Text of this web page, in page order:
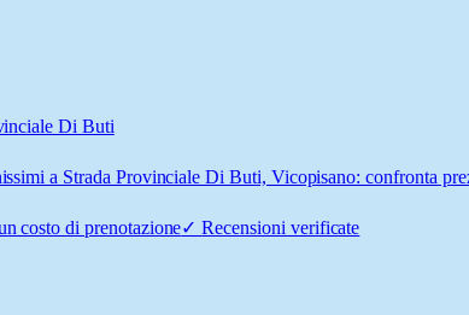
Di Buti
a Strada Provinciale Di Buti, Vicopisano: confronta
costo di prenotazione✓Recensioni verificate